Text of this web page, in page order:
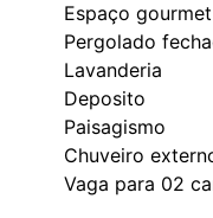
Espaço
Pergolado
Lavanderia
Deposito
Paisagismo
Chuveiro